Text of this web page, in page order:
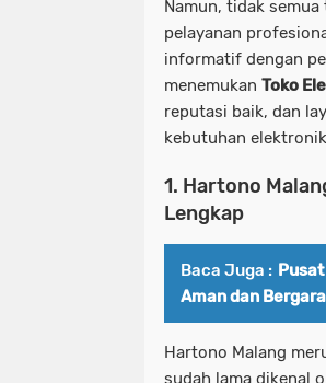
Namun, tidak
pelayanan
informatif dengan
menemukan Toko
reputasi baik, dan
kebutuhan
1. Hartono
Lengkap
Baca Juga :
Aman dan
Hartono Malang
sudah lama dikenal